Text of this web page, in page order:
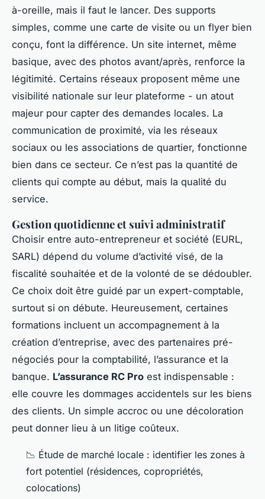
à-oreille, mais il faut le lancer. Des supports
simples, comme une carte de visite ou un flyer bien
conçu, font la différence. Un site internet, même
basique, avec des photos avant/après, renforce la
légitimité. Certains réseaux proposent même une
visibilité nationale sur leur plateforme - un atout
majeur pour capter des demandes locales. La
communication de proximité, via les réseaux
sociaux ou les associations de quartier, fonctionne
bien dans ce secteur. Ce n’est pas la quantité de
clients qui compte au début, mais la qualité du
service.
Gestion quotidienne et suivi administratif
Choisir entre auto-entrepreneur et société (EURL,
SARL) dépend du volume d’activité visé, de la
fiscalité souhaitée et de la volonté de se dédoubler.
Ce choix doit être guidé par un expert-comptable,
surtout si on débute. Heureusement, certaines
formations incluent un accompagnement à la
création d’entreprise, avec des partenaires pré-
négociés pour la comptabilité, l’assurance et la
banque. L’assurance RC Pro est indispensable :
elle couvre les dommages accidentels sur les biens
des clients. Un simple accroc ou une décoloration
peut donner lieu à un litige coûteux.
📉 Étude de marché locale : identifier les zones à
fort potentiel (résidences, copropriétés,
colocations)